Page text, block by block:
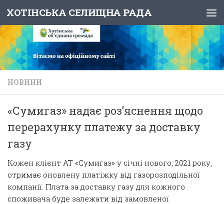
Skip to content
ХОТІНСЬКА СЕЛИЩНА РАДА
НОВИНИ
«Сумигаз» надає роз’яснення щодо
перерахунку платежу за доставку
газу
Кожен клієнт АТ «Сумигаз» у січні нового, 2021 року,
отримає оновлену платіжку від газорозподільної
компанії. Плата за доставку газу для кожного
споживача буде залежати від замовленої